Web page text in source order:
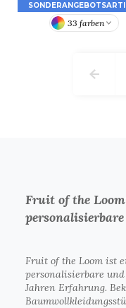
33 farben
Fruit of the
Fruit of the Loom ist
personalisierbare
Jahren Erfahrung.